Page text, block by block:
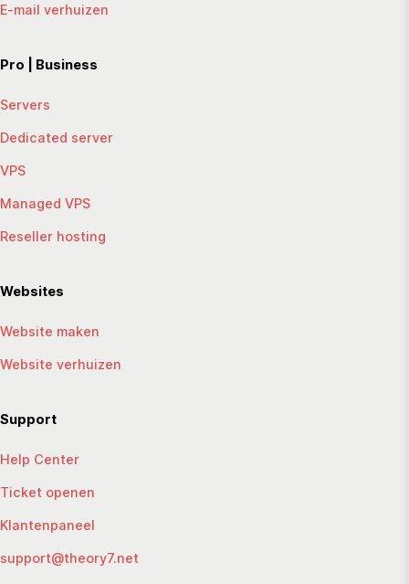
E-mail verhuizen
Pro | Business
Servers
Dedicated server
VPS
Managed VPS
Reseller hosting
Websites
Website maken
Website verhuizen
Support
Help Center
Ticket openen
Klantenpaneel
support@theory7.net